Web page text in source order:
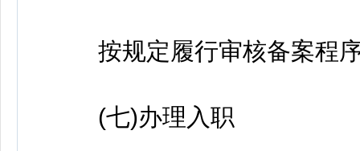
按规定履行审核备案程
(七)办理入职